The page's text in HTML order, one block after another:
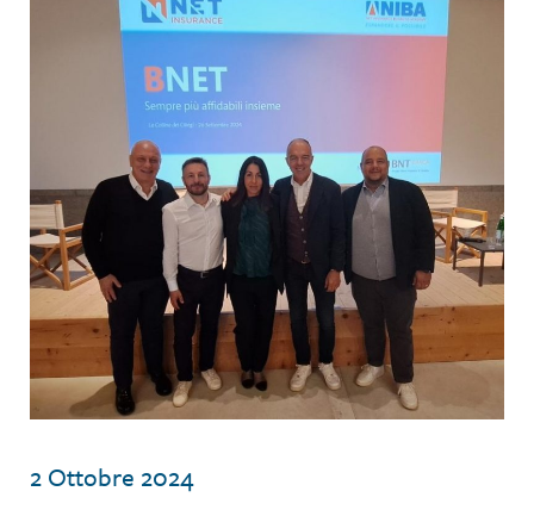
2 Ottobre 2024